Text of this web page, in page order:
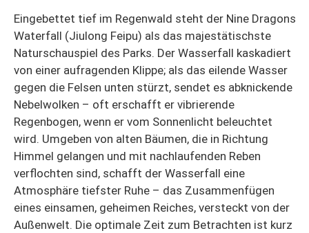
Eingebettet tief im Regenwald steht der Nine Dragons
Waterfall (Jiulong Feipu) als das majestätischste
Naturschauspiel des Parks. Der Wasserfall kaskadiert
von einer aufragenden Klippe; als das eilende Wasser
gegen die Felsen unten stürzt, sendet es abknickende
Nebelwolken – oft erschafft er vibrierende
Regenbogen, wenn er vom Sonnenlicht beleuchtet
wird. Umgeben von alten Bäumen, die in Richtung
Himmel gelangen und mit nachlaufenden Reben
verflochten sind, schafft der Wasserfall eine
Atmosphäre tiefster Ruhe – das Zusammenfügen
eines einsamen, geheimen Reiches, versteckt von der
Außenwelt. Die optimale Zeit zum Betrachten ist kurz